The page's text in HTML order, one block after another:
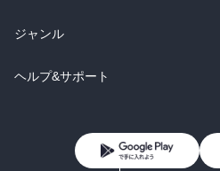
BL・TL
雑誌・グラビア
BL・TL
ラノベ
雑誌・グラビア
総合
ラノベ
ジャンル
コミック
ライトノベル
ヘルプ&サポート
よくあるご質問